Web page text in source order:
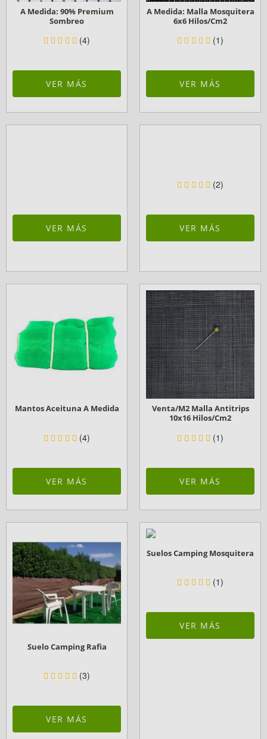
A Medida: 90% Premium
Sombreo
VER MÁS
(4)
A Medida: Malla Mosquitera
6x6 Hilos/cm2
VER MÁS
(1)
VER MÁS VER MÁS
(2)
Mantos Aceituna A Medida
VER MÁS
(4)
Venta/m2 Malla Antitrips
10x16 Hilos/cm2
VER MÁS
(1)
Suelo Camping Rafia
VER MÁS
(3)
Suelos Camping Mosquitera
VER MÁS
(1)